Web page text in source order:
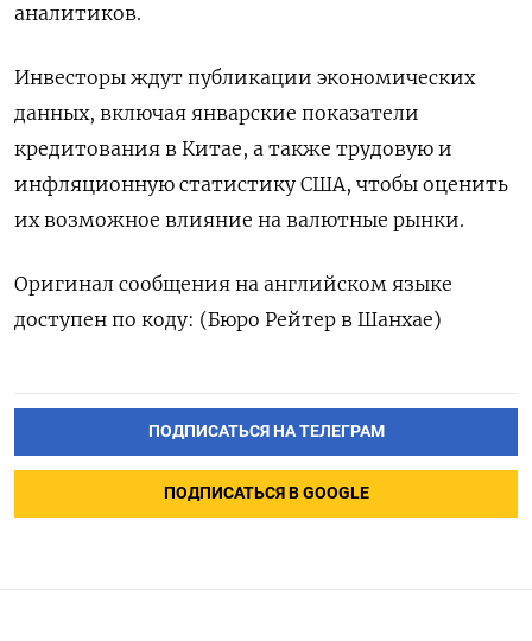
аналитиков.
Инвесторы ждут публикации ‍экономических
данных, включая январские показатели
кредитования в Китае, а также трудовую и
инфляционную статистику США, чтобы оценить
их возможное влияние на валютные ⁠рынки.
Оригинал сообщения на английском языке
доступен по коду: (Бюро Рейтер в Шанхае)
ПОДПИСАТЬСЯ НА ТЕЛЕГРАМ
ПОДПИСАТЬСЯ В GOOGLE